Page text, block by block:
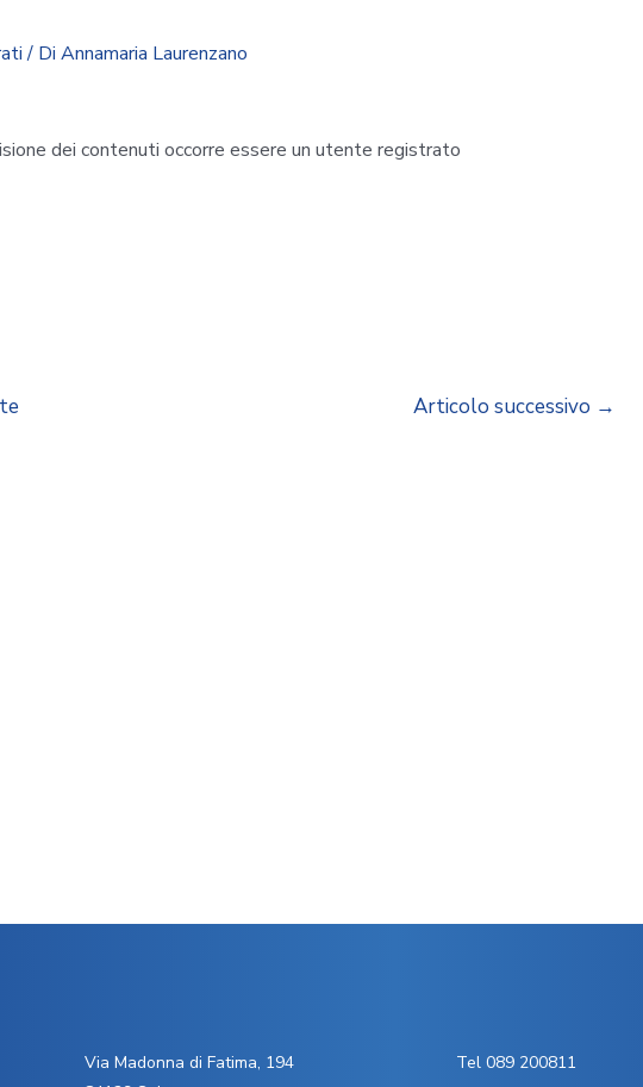
/ Di Annamaria Laurenzano
dei contenuti occorre essere un utente registrato
Articolo successivo →
Via Madonna di Fatima, 194
Tel 089 200811